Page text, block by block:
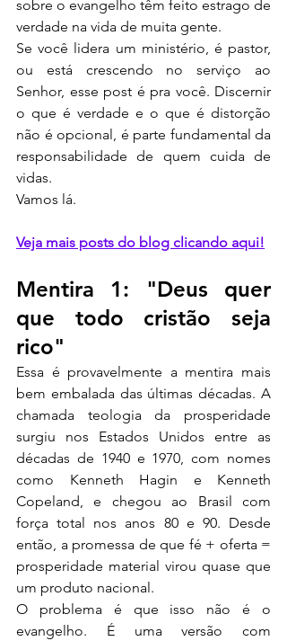
sobre o evangelho têm feito estrago de
verdade na vida de muita gente.
Se você lidera um ministério, é pastor,
ou está crescendo no serviço ao
Senhor, esse post é pra você. Discernir
o que é verdade e o que é distorção
não é opcional, é parte fundamental da
responsabilidade de quem cuida de
vidas.
Vamos lá.
Veja mais posts do blog clicando aqui!
Mentira 1: "Deus quer
que todo cristão seja
rico"
Essa é provavelmente a mentira mais
bem embalada das últimas décadas. A
chamada teologia da prosperidade
surgiu nos Estados Unidos entre as
décadas de 1940 e 1970, com nomes
como Kenneth Hagin e Kenneth
Copeland, e chegou ao Brasil com
força total nos anos 80 e 90. Desde
então, a promessa de que fé + oferta =
prosperidade material virou quase que
um produto nacional.
O problema é que isso não é o
evangelho. É uma versão com